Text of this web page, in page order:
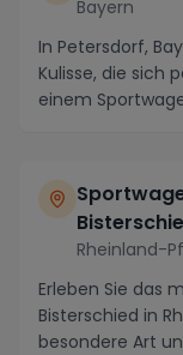
Bayern
In Petersdorf,
Kulisse, die sich
einem
Rheinland-
Erleben Sie das
Bisterschied in
besondere Art